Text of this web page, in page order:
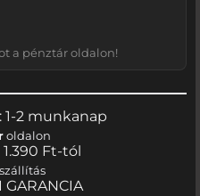
a pénztár oldalon!
1-2 munkanap
oldalon
1.390 Ft-tól
GARANCIA